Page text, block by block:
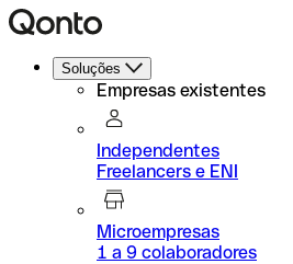
Soluções
Empresas existentes
Independentes
Freelancers e ENI
Microempresas
1 a 9 colaboradores